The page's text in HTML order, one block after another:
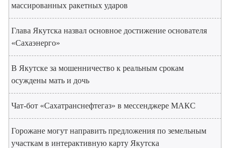
массированных ракетных ударов
Глава Якутска назвал основное достижение основателя
«Сахаэнерго»
В Якутске за мошенничество к реальным срокам
осуждены мать и дочь
Чат-бот «Сахатранснефтегаз» в мессенджере МАКС
Горожане могут направить предложения по земельным
участкам в интерактивную карту Якутска